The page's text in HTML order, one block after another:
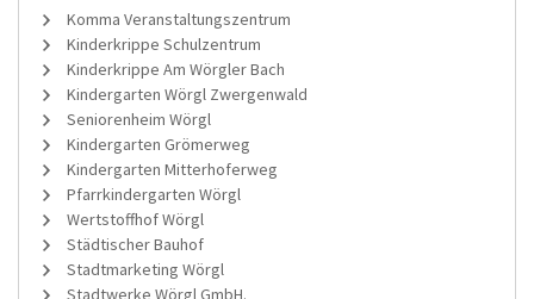
Komma Veranstaltungszentrum
Kinderkrippe Schulzentrum
Kinderkrippe Am Wörgler Bach
Kindergarten Wörgl Zwergenwald
Seniorenheim Wörgl
Kindergarten Grömerweg
Kindergarten Mitterhoferweg
Pfarrkindergarten Wörgl
Wertstoffhof Wörgl
Städtischer Bauhof
Stadtmarketing Wörgl
Stadtwerke Wörgl GmbH.